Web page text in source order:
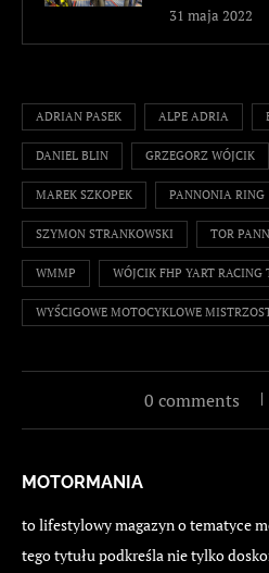
31 maja 2022
ADRIAN PASEK ALPE ADRIA
DANIEL BLIN GRZEGORZ WÓJCIK
MAREK SZKOPEK PANNONIA RING
SZYMON STRANKOWSKI TOR
WMMP WÓJCIK FHP YART RACING
WYŚCIGOWE MOTOCYKLOWE
0 comments
MOTORMANIA
to lifestylowy magazyn o tematyce
tego tytułu podkreśla nie tylko